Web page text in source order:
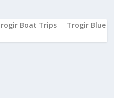
Boat Trips
Trogir Blue